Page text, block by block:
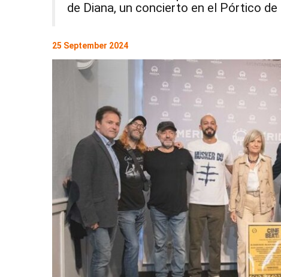
de Diana, un concierto en el Pórtico
25 September 2024